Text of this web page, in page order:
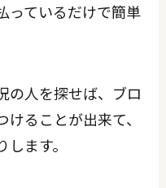
っているだけで簡単
の人を探せば、ブロ
ることが出来て、
ます。